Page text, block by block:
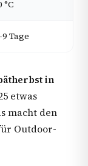
°C
Tage
in
etwas
macht den
Outdoor-